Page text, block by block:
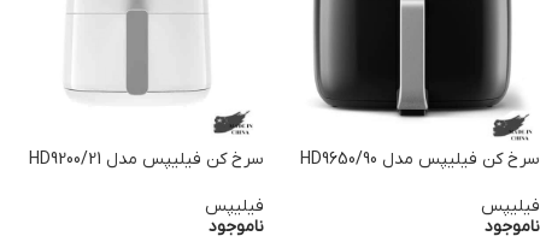
سرخ کن فیلیپس مدل HD9650/90
فیلیپس
ناموجود
سرخ کن فیلیپس مدل HD9200/21
فیلیپس
ناموجود